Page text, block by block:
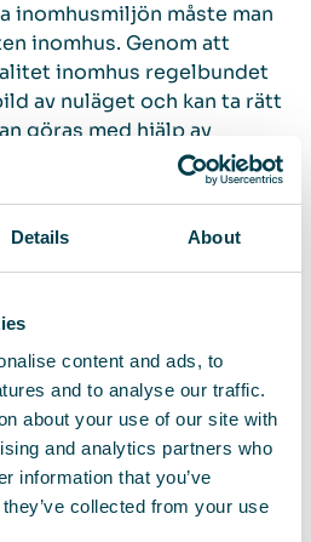
Details About
content and ads, to
and to analyse our traffic.
about your use of our site with
and analytics partners who
information that you’ve
collected from your use
inomhusmiljön måste man
inomhus. Genom att
inomhus regelbundet
av nuläget och kan ta rätt
göras med hjälp av
eller luftprov som visar
allergener eller gaser.
åtgärder är
eller förbättrade rutiner för
En kontinuerlig
kan förebygga problem,
skapa en mer hälsosam